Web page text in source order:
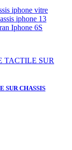
iphone vitre
iphone 13
Iphone 6S
SUR CHASSIS